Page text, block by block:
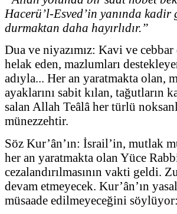
Hacerü’l-Esved’in yanında kadir
durmaktan daha hayırlıdır.”
Dua ve niyazımız: Kavi ve
helak eden, mazlumları
adıyla... Her an yaratmakta olan,
ayaklarını sabit kılan, tağutların
salan Allah Teâlâ her türlü
münezzehtir.
Söz Kur’ân’ın: İsrail’in, mutlak
her an yaratmakta olan Yüce
cezalandırılmasının vakti geldi.
devam etmeyecek. Kur’ân’ın
müsaade edilmeyeceğini söylüyor: